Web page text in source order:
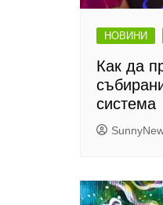
НОВИНИ
Как да
система